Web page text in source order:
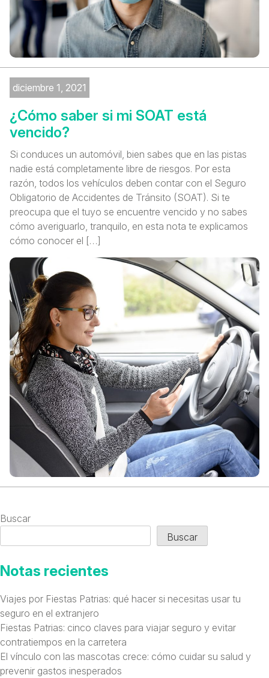
diciembre 1, 2021
¿Cómo saber si mi SOAT está
vencido?
Si conduces un automóvil, bien sabes que en las pistas
nadie está completamente libre de riesgos. Por esta
razón, todos los vehículos deben contar con el Seguro
Obligatorio de Accidentes de Tránsito (SOAT). Si te
preocupa que el tuyo se encuentre vencido y no sabes
cómo averiguarlo, tranquilo, en esta nota te explicamos
cómo conocer el […]
Buscar
Buscar
Notas recientes
Viajes por Fiestas Patrias: qué hacer si necesitas usar tu
seguro en el extranjero
Fiestas Patrias: cinco claves para viajar seguro y evitar
contratiempos en la carretera
El vínculo con las mascotas crece: cómo cuidar su salud y
prevenir gastos inesperados